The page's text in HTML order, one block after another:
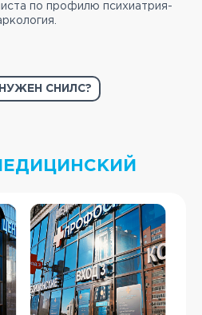
по профилю психиатрия-
СНИЛС?